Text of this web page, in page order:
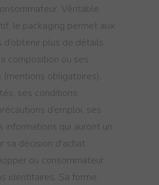
Véritable
le packaging permet aux
plus de détails
composition ou ses
obligatoires),
ses conditions
d’emploi, ses
informations qui auront un
décision d’achat.
ou consommateur
identitaires. Sa forme,